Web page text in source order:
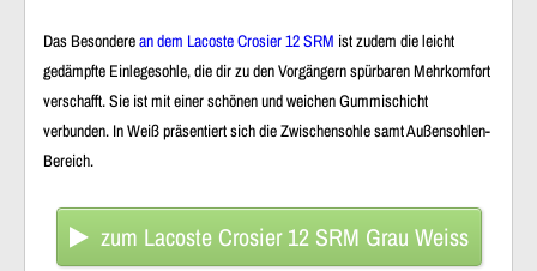
Das Besonderean dem Lacoste Crosier 12 SRM ist zudem die leicht
gedämpfte Einlegesohle, die dir zu den Vorgängern spürbaren Mehrkomfort
verschafft. Sie ist mit einer schönen und weichen Gummischicht
verbunden. In Weiß präsentiert sich die Zwischensohle samt Außensohlen-
Bereich.
zum Lacoste Crosier 12 SRM Grau Weiss